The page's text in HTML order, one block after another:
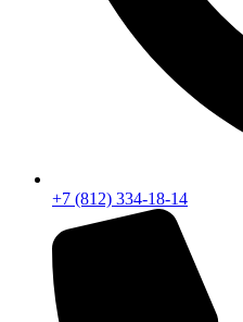
+7 (812) 334-18-14